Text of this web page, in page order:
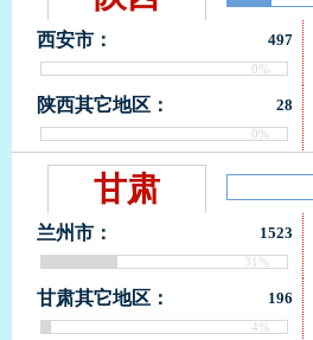
西安市： 497
0%
陕西其它地区： 28
0%
甘肃
兰州市： 1523
31%
甘肃其它地区： 196
4%